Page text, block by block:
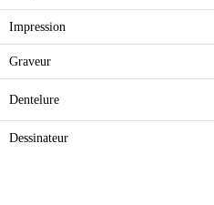
Impression
Graveur
Dentelure
Dessinateur